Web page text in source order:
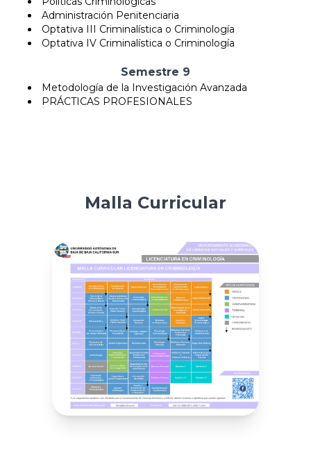
Administración Penitenciaria
Optativa III Criminalística o Criminología
Optativa IV Criminalística o Criminología
Semestre 9
Metodología de la Investigación Avanzada
PRÁCTICAS PROFESIONALES
Malla Curricular